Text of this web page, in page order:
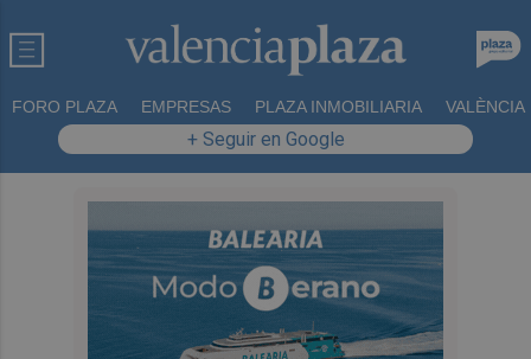
FORO PLAZA EMPRESAS PLAZA INMOBILIARIA VALÈNCIA
+ Seguir en Google